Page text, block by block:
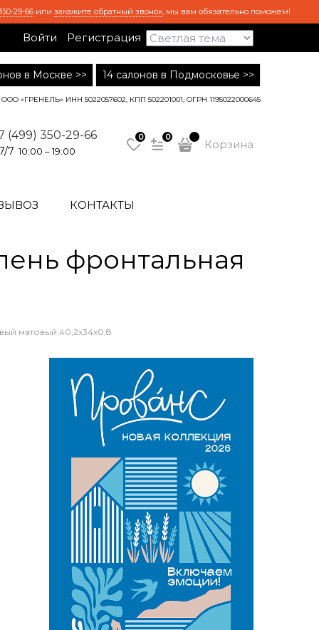
29-66 или закажите обратный звонок, мы вам обязательно поможем!
Войти Регистрация
в Москве >> 14 салонов в Подмосковье >>
ООО «ГРЕНЕЛЬ» ИНН 5022057602, КПП 502201001, ОГРН 1195022000645
(499) 350-29-66
7 10:00 – 19:00
0 0
Корзина
КОНТАКТЫ
фронтальная
матовый 40,2x34x0,8